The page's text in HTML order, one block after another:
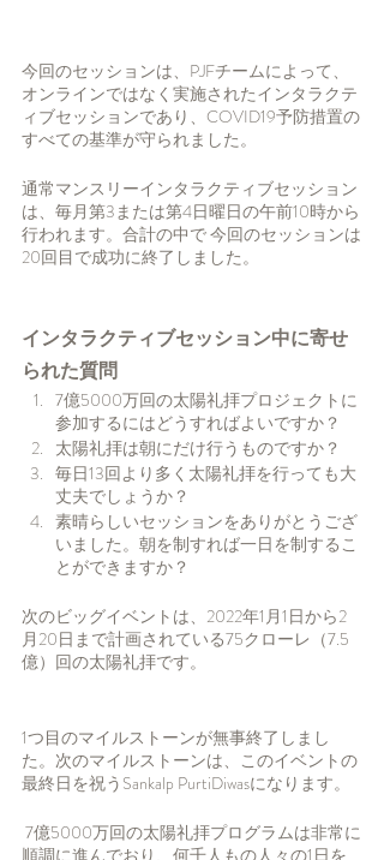
今回のセッションは、PJFチームによって、
オンラインではなく実施されたインタラクテ
ィブセッションであり、COVID19予防措置の
すべての基準が守られました。
通常マンスリーインタラクティブセッション
は、毎月第3または第4日曜日の午前10時から
行われます。合計の中で 今回のセッションは
20回目で成功に終了しました。
インタラクティブセッション中に寄せ
られた質問
7億5000万回の太陽礼拝プロジェクトに
参加するにはどうすればよいですか？
太陽礼拝は朝にだけ行うものですか？
毎日13回より多く太陽礼拝を行っても大
丈夫でしょうか？
素晴らしいセッションをありがとうござ
いました。朝を制すれば一日を制するこ
とができますか？
次のビッグイベントは、2022年1月1日から2
月20日まで計画されている75クローレ（7.5
億）回の太陽礼拝です。
1つ目のマイルストーンが無事終了しまし
た。次のマイルストーンは、このイベントの
最終日を祝うSankalp PurtiDiwasになります。
順調に進んでおり、何千人もの人々の1日を